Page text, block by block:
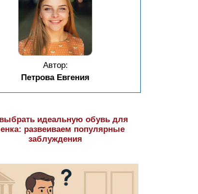
Автор:
Петрова Евгения
идеальную обувь для
развеиваем популярные
заблуждения